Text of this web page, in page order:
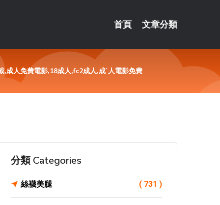
首頁 文章分類
成人免費電影,18成人,fc2成人,成˙人電影免費
分類 Categories
絲襪美腿 ( 731 )